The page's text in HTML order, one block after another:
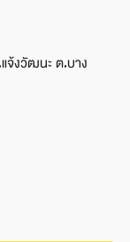
จ้งวัฒนะ ต.บาง